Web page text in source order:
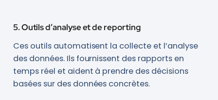
5. Outils d’analyse et de reporting
Ces outils automatisent la collecte et l’analyse
des données. Ils fournissent des rapports en
temps réel et aident à prendre des décisions
basées sur des données concrètes.